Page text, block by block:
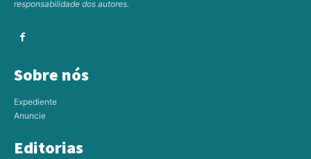
responsabilidade dos autores.
Sobre nós
Expediente
Anuncie
Editorias